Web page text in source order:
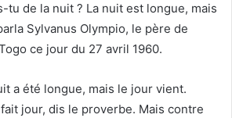
tu de la nuit ? La nuit est longue, mais
Sylvanus Olympio, le père de
ce jour du 27 avril 1960.
a été longue, mais le jour vient.
jour, dis le proverbe. Mais contre